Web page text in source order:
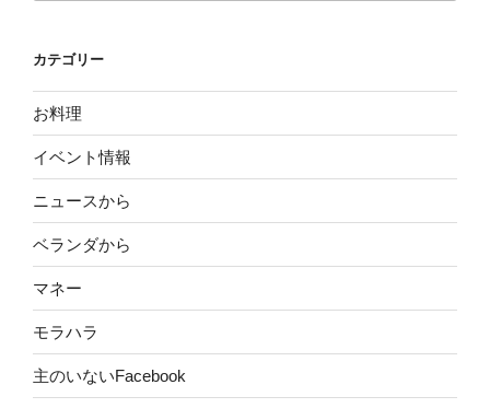
ブ
カテゴリー
お料理
イベント情報
ニュースから
ベランダから
マネー
モラハラ
主のいないFacebook